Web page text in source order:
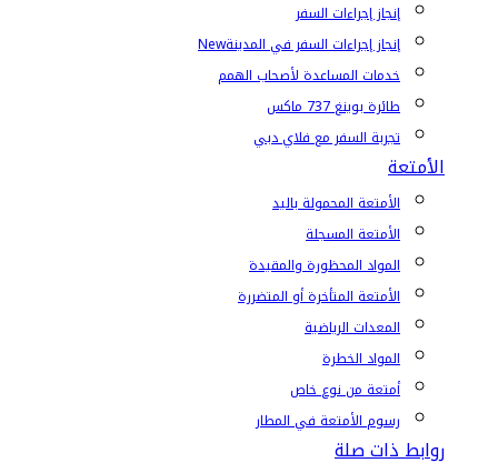
إنجاز إجراءات السفر
إنجاز إجراءات السفر في المدينةNew
خدمات المساعدة لأصحاب الهمم
طائرة بوينغ 737 ماكس
تجربة السفر مع فلاي دبي
الأمتعة
الأمتعة المحمولة باليد
الأمتعة المسجلة
المواد المحظورة والمقيدة
الأمتعة المتأخرة أو المتضررة
المعدات الرياضية
المواد الخطرة
أمتعة من نوع خاص
رسوم الأمتعة في المطار
روابط ذات صلة